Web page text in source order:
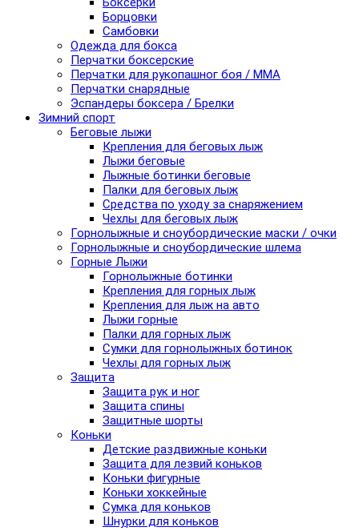
Борцовки
Самбовки
Одежда для бокса
Перчатки боксерские
Перчатки для рукопашног боя / ММА
Перчатки снарядные
Эспандеры боксера / Брелки
Зимний спорт
Беговые лыжи
Крепления для беговых лыж
Лыжи беговые
Лыжные ботинки беговые
Палки для беговых лыж
Средства по уходу за снаряжением
Чехлы для беговых лыж
Горнолыжные и сноубордические маски / очки
Горнолыжные и сноубордические шлема
Горные Лыжи
Горнолыжные ботинки
Крепления для горных лыж
Крепления для лыж на авто
Лыжи горные
Палки для горных лыж
Сумки для горнолыжных ботинок
Чехлы для горных лыж
Защита
Защита рук и ног
Защита спины
Защитные шорты
Коньки
Детские раздвижные коньки
Защита для лезвий коньков
Коньки фигурные
Коньки хоккейные
Сумка для коньков
Шнурки для коньков